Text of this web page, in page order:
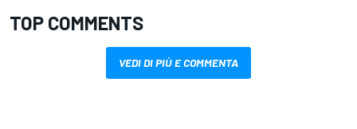
TOP COMMENTS
VEDI DI PIÙ E COMMENTA